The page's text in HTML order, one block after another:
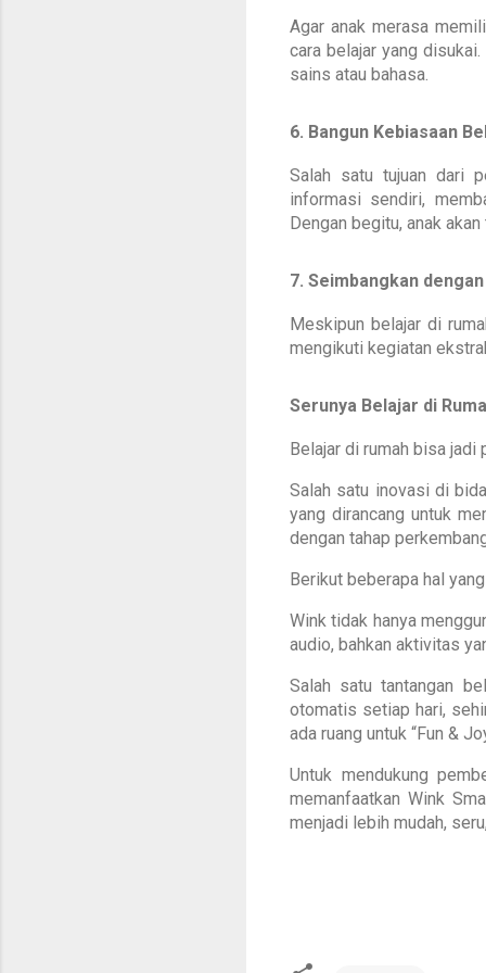
Agar anak merasa
cara belajar yang
sains atau bahasa.
6. Bangun Kebiasaan
Salah satu tujuan dari
informasi sendiri,
Dengan begitu, anak
7. Seimbangkan
Meskipun belajar di
mengikuti kegiatan
Serunya Belajar di
Belajar di rumah bisa jadi
Salah satu inovasi di
yang dirancang untuk
dengan tahap
Berikut beberapa hal
Wink tidak hanya
audio, bahkan aktivitas
Salah satu tantangan
otomatis setiap hari,
ada ruang untuk “Fun &
Untuk mendukung
memanfaatkan Wink
menjadi lebih mudah,